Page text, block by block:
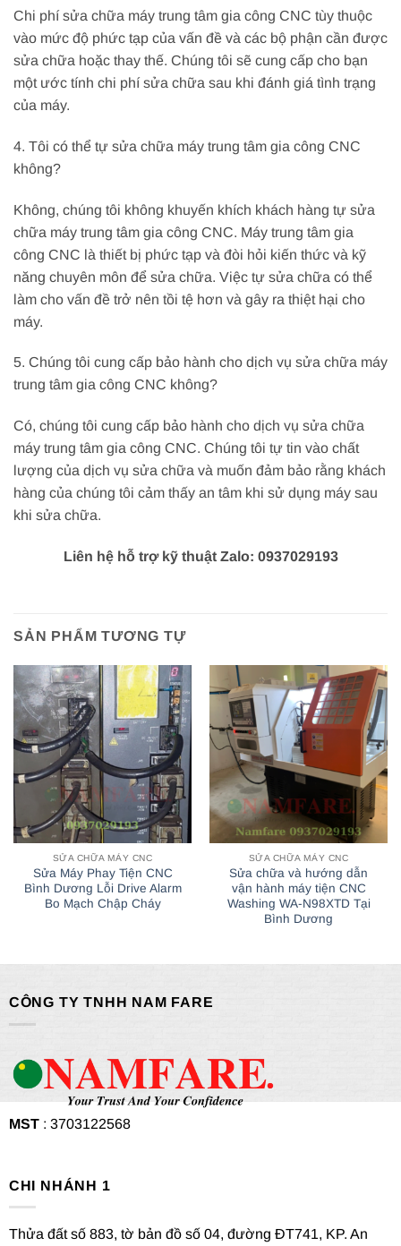
Chi phí sửa chữa máy trung tâm gia công CNC tùy thuộc
vào mức độ phức tạp của vấn đề và các bộ phận cần được
sửa chữa hoặc thay thế. Chúng tôi sẽ cung cấp cho bạn
một ước tính chi phí sửa chữa sau khi đánh giá tình trạng
của máy.
4. Tôi có thể tự sửa chữa máy trung tâm gia công CNC
không?
Không, chúng tôi không khuyến khích khách hàng tự sửa
chữa máy trung tâm gia công CNC. Máy trung tâm gia
công CNC là thiết bị phức tạp và đòi hỏi kiến thức và kỹ
năng chuyên môn để sửa chữa. Việc tự sửa chữa có thể
làm cho vấn đề trở nên tồi tệ hơn và gây ra thiệt hại cho
máy.
5. Chúng tôi cung cấp bảo hành cho dịch vụ sửa chữa máy
trung tâm gia công CNC không?
Có, chúng tôi cung cấp bảo hành cho dịch vụ sửa chữa
máy trung tâm gia công CNC. Chúng tôi tự tin vào chất
lượng của dịch vụ sửa chữa và muốn đảm bảo rằng khách
hàng của chúng tôi cảm thấy an tâm khi sử dụng máy sau
khi sửa chữa.
Liên hệ hỗ trợ kỹ thuật Zalo: 0937029193
SẢN PHẨM TƯƠNG TỰ
SỬA CHỮA MÁY CNC
Sửa Máy Phay Tiện CNC
Bình Dương Lỗi Drive Alarm
Bo Mạch Chập Cháy
SỬA CHỮA MÁY CNC
Sửa chữa và hướng dẫn
vận hành máy tiện CNC
Washing WA-N98XTD Tại
Bình Dương
CÔNG TY TNHH NAM FARE
MST: 3703122568
CHI NHÁNH 1
Thửa đất số 883, tờ bản đồ số 04, đường ĐT741, KP. An